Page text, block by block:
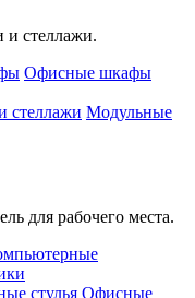
и стеллажи.
Офисные шкафы
Модульные
для рабочего места.
стулья Офисные